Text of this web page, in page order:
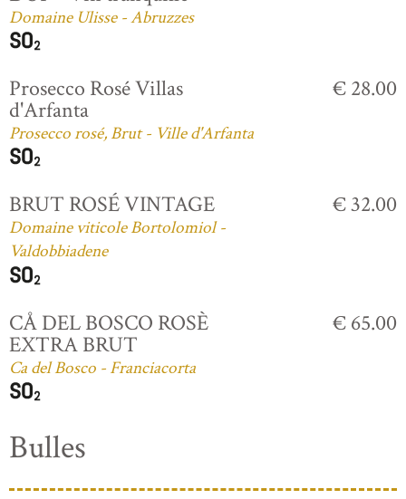
Domaine Ulisse - Abruzzes
Prosecco Rosé Villas
d'Arfanta
Prosecco rosé, Brut - Ville d'Arfanta
€ 28.00
BRUT ROSÉ VINTAGE
Domaine viticole Bortolomiol -
Valdobbiadene
€ 32.00
CÅ DEL BOSCO ROSÈ
EXTRA BRUT
Ca del Bosco - Franciacorta
€ 65.00
Bulles